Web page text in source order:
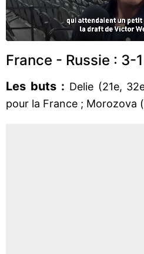
France - Russie : 3-1
Les buts : Delie (21e,
pour la France ; Morozova